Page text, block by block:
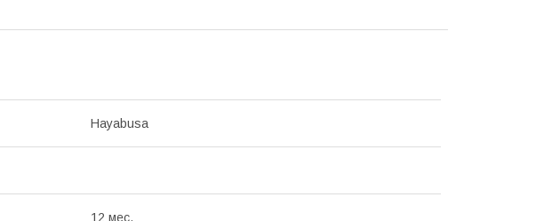
Hayabusa
12 мес.